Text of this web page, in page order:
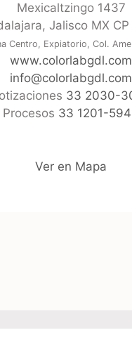
Mexicaltzingo 1437
Jalisco MX
Centro, Expiatorio, Col.
www.colorlabgdl.com
info@colorlabgdl.com
33 2030-
Procesos 33 1201-
Ver en Mapa